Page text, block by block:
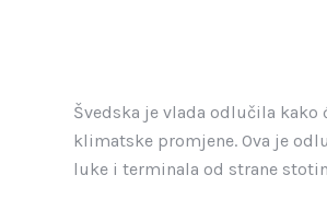
Švedska je vlada odlučila
klimatske promjene. Ova je
luke i terminala od strane